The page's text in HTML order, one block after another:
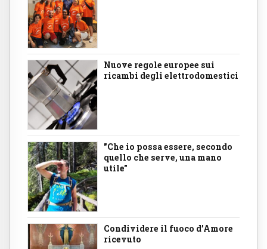
Nuove regole europee sui
ricambi degli elettrodomestici
"Che io possa essere, secondo
quello che serve, una mano
utile"
Condividere il fuoco d’Amore
ricevuto